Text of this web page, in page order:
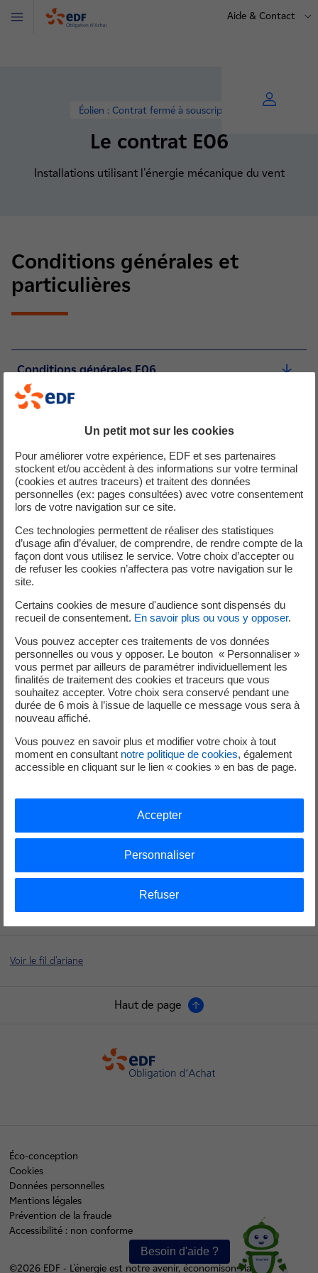
Aide & Contact
Menu
Le contrat E06
Éolien : Contrat fermé à souscription
Installations utilisant l'énergie mécanique du vent
Conditions générales et
particulières
Conditions générales E06
PDF - 328,92 Ko
Conditions particulières E06
Archives :
Ancienne version des conditions générales E06
PDF - 131,6 Ko
Ancienne version des conditions particulières
E06
PDF - 83,41 Ko
Règlementation associée :
Voir le fil d'ariane
Haut de page
Éco-conception
Cookies
Données personnelles
Mentions légales
Prévention de la fraude
Accessibilité : non conforme
©2026 EDF - L'énergie est notre avenir, économisons-la !
Un petit mot sur les cookies
Pour améliorer votre expérience, EDF et ses partenaires
stockent et/ou accèdent à des informations sur votre terminal
(cookies et autres traceurs) et traitent des données
personnelles (ex: pages consultées) avec votre consentement
lors de votre navigation sur ce site.
Ces technologies permettent de réaliser des statistiques
d’usage afin d’évaluer, de comprendre, de rendre compte de la
façon dont vous utilisez le service. Votre choix d’accepter ou
de refuser les cookies n’affectera pas votre navigation sur le
site.
Certains cookies de mesure d'audience sont dispensés du
recueil de consentement. En savoir plus ou vous y opposer.
Vous pouvez accepter ces traitements de vos données
personnelles ou vous y opposer. Le bouton « Personnaliser »
vous permet par ailleurs de paramétrer individuellement les
finalités de traitement des cookies et traceurs que vous
souhaitez accepter. Votre choix sera conservé pendant une
durée de 6 mois à l’issue de laquelle ce message vous sera à
nouveau affiché.
Vous pouvez en savoir plus et modifier votre choix à tout
moment en consultant notre politique de cookies, également
accessible en cliquant sur le lien « cookies » en bas de page.
Refuser
Personnaliser
Accepter